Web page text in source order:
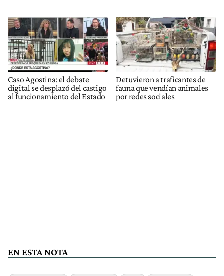
Caso Agostina: el debate
digital se desplazó del castigo
al funcionamiento del Estado
Detuvieron a traficantes de
fauna que vendían animales
por redes sociales
EN ESTA NOTA